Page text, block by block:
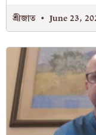
শ্রীজাত June 23,